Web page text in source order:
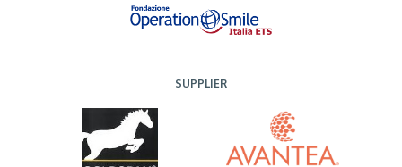
SUPPLIER